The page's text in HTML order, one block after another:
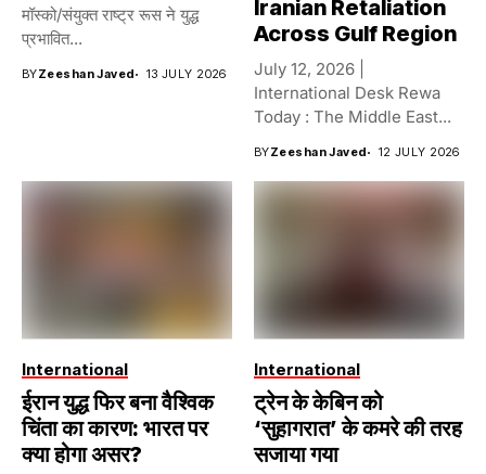
मॉस्को/संयुक्त राष्ट्र रूस ने युद्ध
प्रभावित...
BYZeeshan Javed 13 JULY 2026
Iranian Retaliation
Across Gulf Region
July 12, 2026 |
International Desk Rewa
Today : The Middle East...
BYZeeshan Javed 12 JULY 2026
International
ईरान युद्ध फिर बना वैश्विक
चिंता का कारण: भारत पर
क्या होगा असर?
International
ट्रेन के केबिन को
‘सुहागरात’ के कमरे की तरह
सजाया गया